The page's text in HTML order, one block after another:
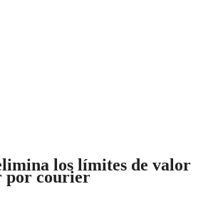
los límites de valor
por courier